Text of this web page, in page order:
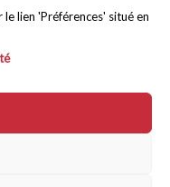
lien 'Préférences' situé en